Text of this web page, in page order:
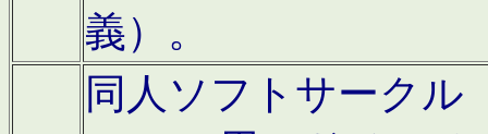
義）。
同人ソフトサークル